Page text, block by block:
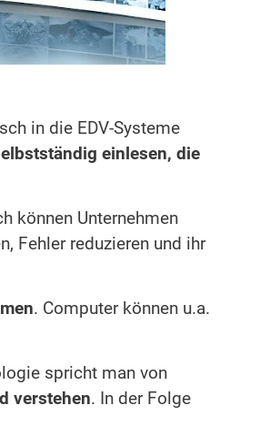
in die EDV-Systeme
einlesen, die
können Unternehmen
Fehler reduzieren und ihr
. Computer können u.a.
spricht man von
verstehen. In der Folge